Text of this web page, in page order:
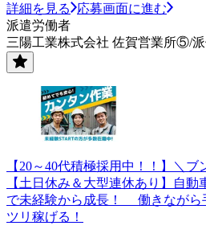
詳細を見る
応募画面に進む
派遣労働者
三陽工業株式会社 佐賀営業所⑤/
【20～40代積極採用中！！】＼
【土日休み＆大型連休あり】自
で未経験から成長！ 働きながら
ツリ稼げる！